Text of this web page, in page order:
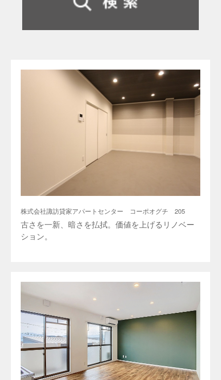
株式会社諏訪貸家アパートセンター コーポオグチ 205
古さを一新、暗さを払拭。価値を上げるリノベー
ション。